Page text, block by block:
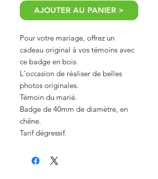
AJOUTER AU PANIER >
Pour votre mariage, offrez un
cadeau original à vos témoins avec
ce badge en bois.
L'occasion de réaliser de belles
photos originales.
Témoin du marié.
Badge de 40mm de diamètre, en
chêne.
Tarif dégressif.